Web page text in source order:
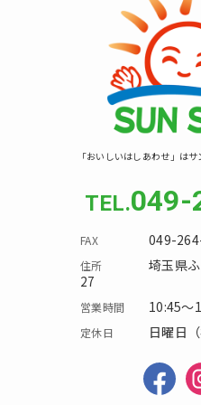
「おいしいはしあわせ」は
049-
049-
埼玉県
27
10:45～
日曜日